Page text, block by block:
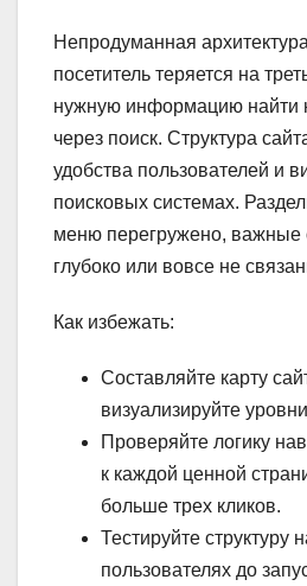
Непродуманная
посетитель теряется на
нужную информацию найти
через поиск. Структура
удобства пользователей и
поисковых системах.
меню перегружено, важные
глубоко или вовсе не
Как избежать:
Составляйте карту
визуализируйте
Проверяйте логику
к каждой ценной
больше трех кликов.
Тестируйте структуру
пользователях до